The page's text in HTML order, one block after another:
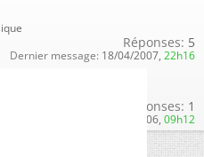
Réponses: 5
Dernier message: 18/04/2007, 22h16
Réponses: 1
31/08/2006, 09h12